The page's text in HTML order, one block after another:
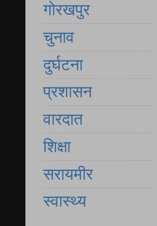
गोरखपुर
चुनाव
दुर्घटना
प्रशासन
वारदात
शिक्षा
सरायमीर
स्वास्थ्य